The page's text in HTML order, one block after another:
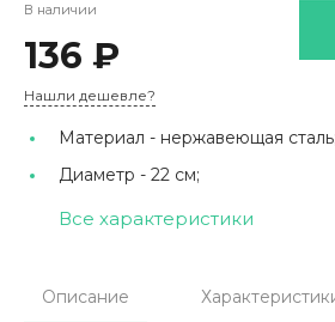
В наличии
136 ₽
Нашли дешевле?
Материал - нержавеющая сталь;
Диаметр - 22 см;
Все характеристики
Описание